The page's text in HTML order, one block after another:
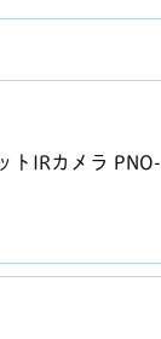
トIRカメラ PNO-